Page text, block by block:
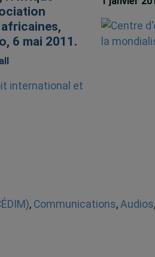
6 mai 2011.
, Communications, Audios,